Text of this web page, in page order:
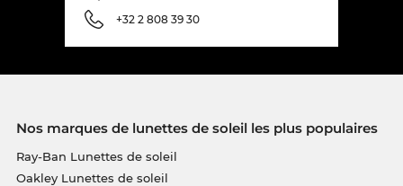
+32 2 808 39 30
Nos marques de lunettes de soleil les plus populaires
Ray-Ban Lunettes de soleil
Oakley Lunettes de soleil